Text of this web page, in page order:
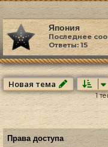
Япония
Последнее
Ответы:15
Новая тема
1
Права доступа